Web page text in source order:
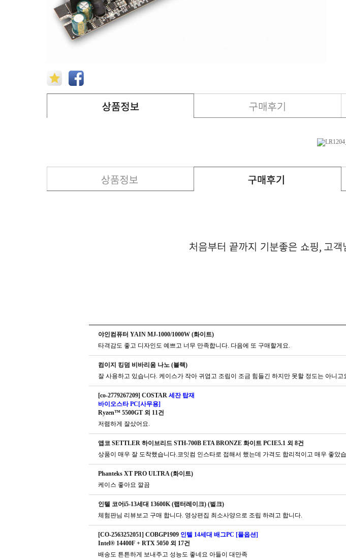
야인컴퓨터 YAIN MJ-1000/1000W (화이트)
타격감도 좋고 디자인도 예쁘고 너무 만족합니다. 다음에 또 구매할게요.
컴이지 킹덤 비바리움 나노 (블랙)
잘 사용하고 있습니다. 케이스가 작아 귀엽고 조립이 조금 힘들긴 하지만 못할 정도는 아니고
[co-2779267209] COSTAR 세잔 탑재
바이오스타 PC[사무용]
Ryzen™ 5500GT 외 11건
저렴하게 잘샀어요.
앱코 SETTLER 하이브리드 STH-700B ETA BRONZE 화이트 PCIE5.1 외 8건
Phanteks XT PRO ULTRA (화이트)
케이스 좋아요 깔끔
인텔 코어i5-13세대 13600K (랩터레이크) (벌크)
체험판님 리뷰보고 구매 합니다. 영상편집 최소사양으로 조립 하려고 합니다.
[CO-2563252051] COBGP1909 인텔 14세대 배그PC [풀옵션]
Intel® 14400F + RTX 5050 외 17건
배송도 튼튼하게 보내주고 성능도 좋네요 아들이 대만족